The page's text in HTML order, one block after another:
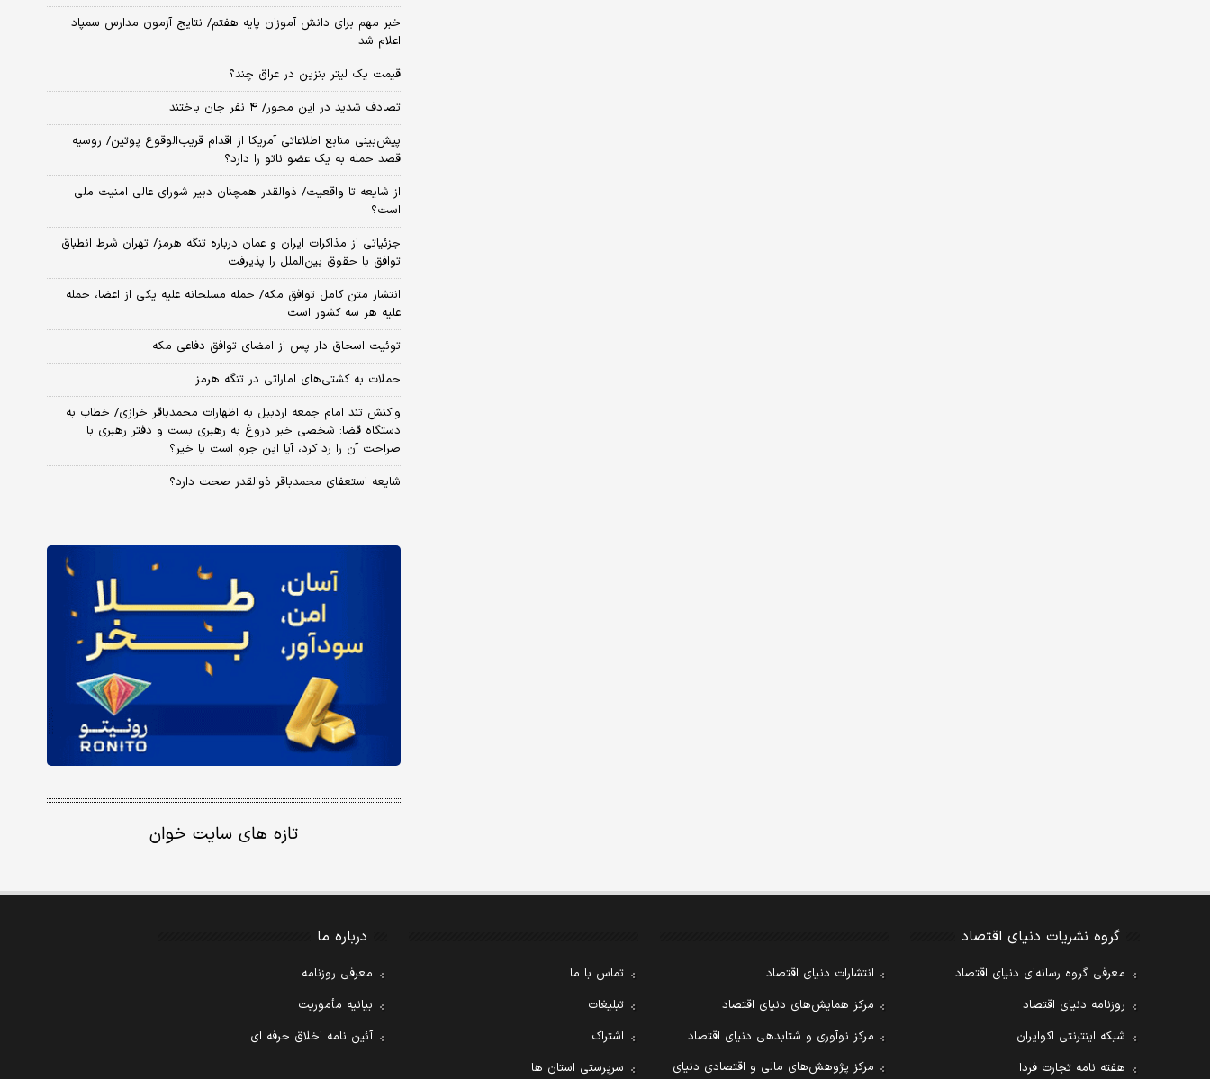
خبر مهم برای دانش آموزان پایه هفتم/ نتایج آزمون مدارس سمپاد
اعلام شد
قیمت یک لیتر بنزین در عراق چند؟
تصادف شدید در این محور/ ۴ نفر جان باختند
پیش‌بینی منابع اطلاعاتی آمریکا از اقدام قریب‌الوقوع پوتین/ روسیه
قصد حمله به یک عضو ناتو را دارد؟
از شایعه تا واقعیت/ ذوالقدر همچنان دبیر شورای ‌عالی امنیت ملی
است؟
جزئیاتی از مذاکرات ایران و عمان درباره تنگه هرمز/ تهران شرط انطباق
توافق با حقوق بین‌الملل را پذیرفت
انتشار متن کامل توافق مکه/ حمله مسلحانه علیه یکی از اعضا، حمله
علیه هر سه کشور است
توئیت اسحاق دار پس از امضای توافق دفاعی مکه
حملات به کشتی‌های اماراتی در تنگه هرمز
واکنش تند امام جمعه اردبیل به اظهارات محمدباقر خرازی/ خطاب به
دستگاه قضا: شخصی خبر دروغ به رهبری بست و دفتر رهبری با
صراحت آن را رد کرد، آیا این جرم است یا خیر؟
شایعه استعفای محمدباقر ذوالقدر صحت دارد؟
تازه های سایت خوان
گروه نشریات دنیای اقتصاد
معرفی گروه رسانه‌ای دنیای اقتصاد
روزنامه دنیای اقتصاد
شبکه اینترنتی اکوایران
هفته نامه تجارت فردا
انتشارات دنیای اقتصاد
مرکز همایش‌های دنیای اقتصاد
مرکز نوآوری و شتابدهی دنیای اقتصاد
مرکز پژوهش‌های مالی و اقتصادی دنیای
تماس با ما
تبلیغات
اشتراک
سرپرستی استان ها
درباره ما
معرفی روزنامه
بیانیه مأموریت
آئین نامه اخلاق حرفه ای